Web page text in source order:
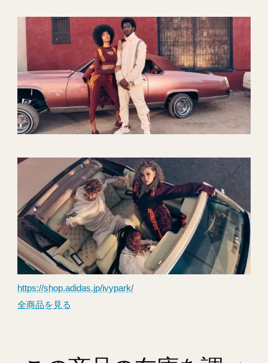
https://shop.adidas.jp/ivypark/
全商品を見る